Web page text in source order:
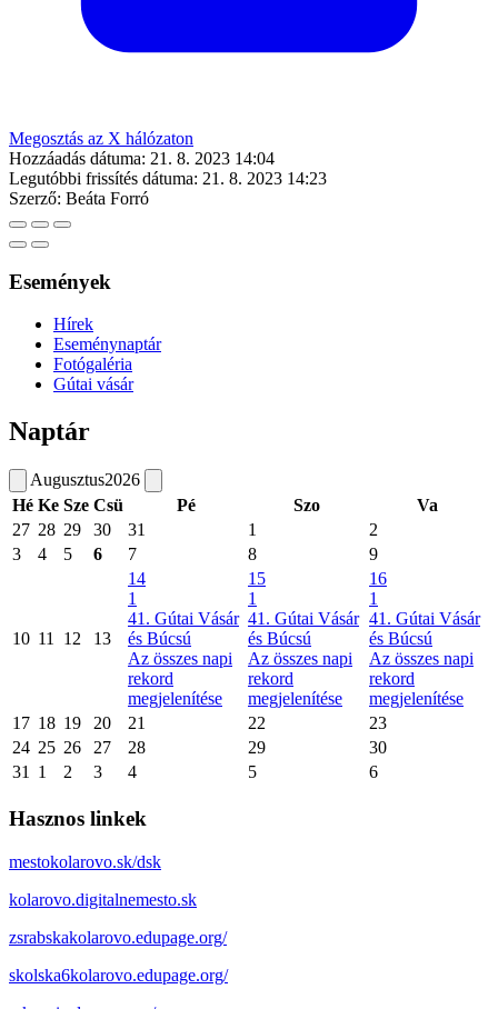
Megosztás az X hálózaton
Hozzáadás dátuma: 21. 8. 2023 14:04
Legutóbbi frissítés dátuma: 21. 8. 2023 14:23
Szerző: Beáta Forró
Események
Hírek
Eseménynaptár
Fotógaléria
Gútai vásár
Naptár
Augusztus2026
Hé Ke Sze Csü Pé Szo
Va
27 28 29 30 31 1
2
3
4 5 6 7 8 9
10 11 12 13
14
1
41. Gútai Vásár
és Búcsú
Az összes napi
rekord
megjelenítése
15
1
41. Gútai Vásár
és Búcsú
Az összes napi
rekord
megjelenítése
16
1
41. Gútai Vásár
és Búcsú
Az összes napi
rekord
megjelenítése
17 18 19 20 21 22
23
24 25 26 27 28 29
30
31
1 2 3 4 5 6
Hasznos linkek
mestokolarovo.sk/dsk
kolarovo.digitalnemesto.sk
zsrabskakolarovo.edupage.org/
skolska6kolarovo.edupage.org/